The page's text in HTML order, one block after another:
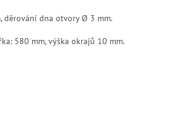
děrování dna otvory Ø 3 mm.
580 mm, výška okrajů 10 mm.